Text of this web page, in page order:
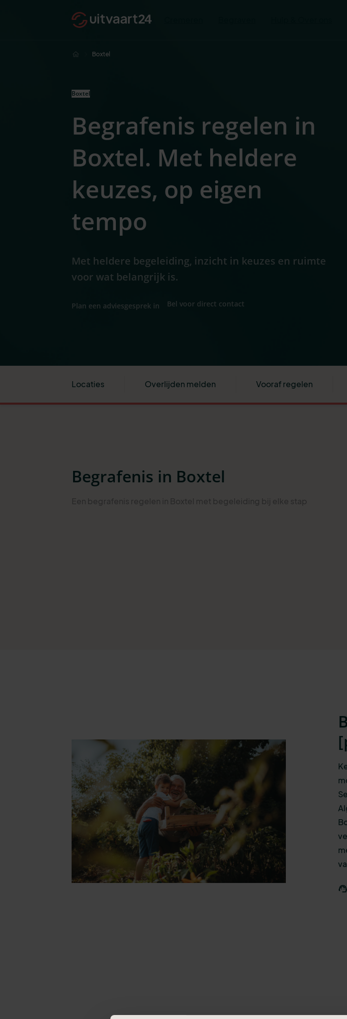
Boxtel
Boxtel
Begrafenis regelen in
Boxtel. Met heldere
keuzes, op eigen
tempo
Met heldere begeleiding, inzicht in keuzes en ruimte
voor wat belangrijk is.
Plan een adviesgesprek in Bel voor direct contact
Locaties Overlijden melden Vooraf regelen
Begrafenis in Boxtel
[